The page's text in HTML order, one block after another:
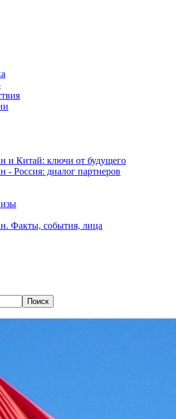
и Китай: ключи от будущего
- Россия: диалог партнеров
Факты, события, лица